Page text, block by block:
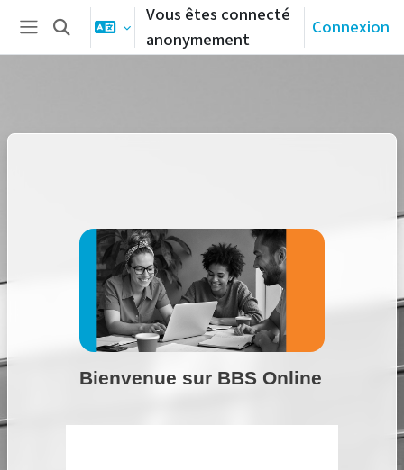
Passer au contenu principal
Panneau latéral
Activer/désactiver la saisie de recherche
Vous êtes connecté
anonymement
Connexion
Bienvenue sur BBS Online